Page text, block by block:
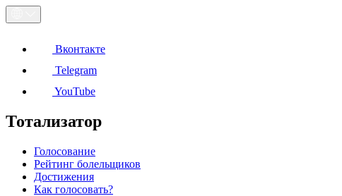
Вконтакте
Telegram
YouTube
Тотализатор
Голосование
Рейтинг болельщиков
Достижения
Как голосовать?